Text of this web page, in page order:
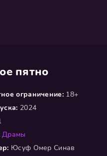
пятно
ограничение:18+
2024
Драмы
Юсуф Омер Синав